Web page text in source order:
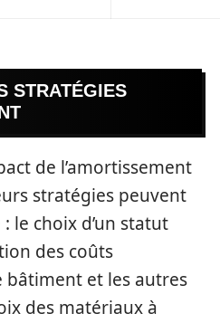
STRATÉGIES
de l’amortissement
stratégies peuvent
le choix d’un statut
des coûts
bâtiment et les autres
des matériaux à